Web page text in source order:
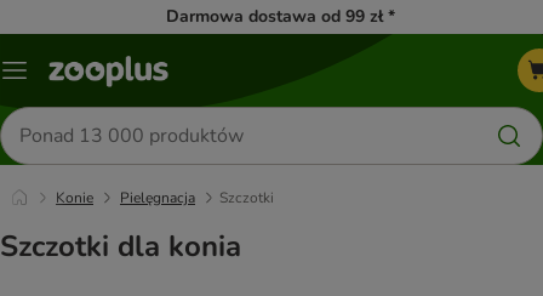
Darmowa dostawa od 99 zł *
Menu
Szukaj
produktów
Konie Pielęgnacja Szczotki
Szczotki dla konia